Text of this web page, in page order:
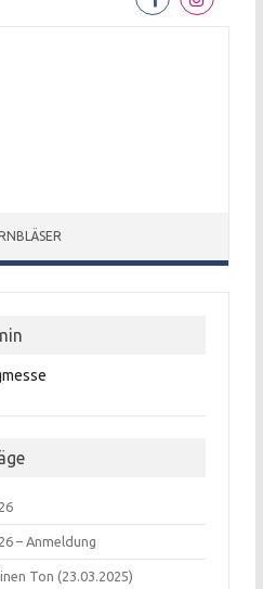
– Anmeldung
Ton (23.03.2025)